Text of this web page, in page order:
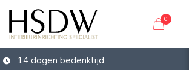
0
14 dagen bedenktijd